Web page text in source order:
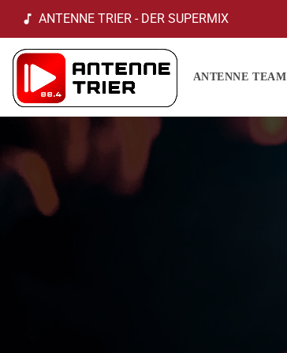
music_note ANTENNE TRIER - DER SUPERMIX
ANTENNE TEAM